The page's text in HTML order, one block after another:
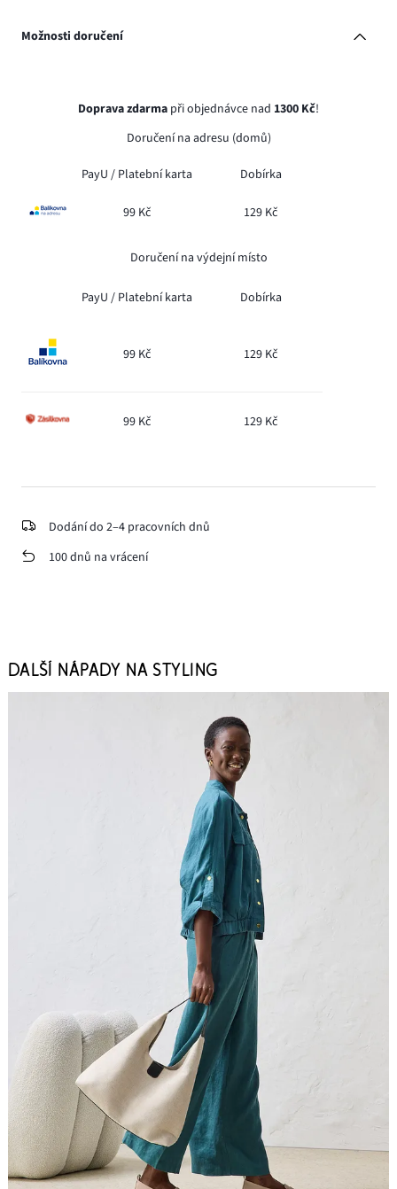
Možnosti doručení
Doprava zdarma při objednávce nad 1300 Kč!
Doručení na adresu (domů)
PayU / Platební karta Dobírka
99 Kč 129 Kč
Doručení na výdejní místo
PayU / Platební karta Dobírka
99 Kč 129 Kč
99 Kč 129 Kč
Dodání do 2–4 pracovních dnů
100 dnů na vrácení
DALŠÍ NÁPADY NA STYLING